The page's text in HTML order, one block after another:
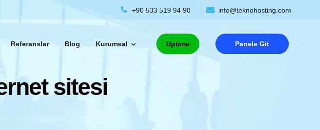
+90 533 519 94 90 info@teknohosting.com
Referanslar Blog Kurumsal Uptime Panele Git
sitesi